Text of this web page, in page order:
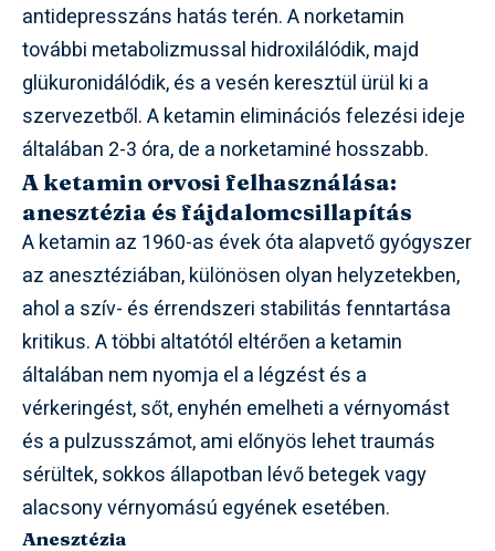
antidepresszáns hatás terén. A norketamin
további metabolizmussal hidroxilálódik, majd
glükuronidálódik, és a vesén keresztül ürül ki a
szervezetből. A ketamin eliminációs felezési ideje
általában 2-3 óra, de a norketaminé hosszabb.
A ketamin orvosi felhasználása:
anesztézia és fájdalomcsillapítás
A ketamin az 1960-as évek óta alapvető gyógyszer
az anesztéziában, különösen olyan helyzetekben,
ahol a szív- és érrendszeri stabilitás fenntartása
kritikus. A többi altatótól eltérően a ketamin
általában nem nyomja el a légzést és a
vérkeringést, sőt, enyhén emelheti a vérnyomást
és a pulzusszámot, ami előnyös lehet traumás
sérültek, sokkos állapotban lévő betegek vagy
alacsony vérnyomású egyének esetében.
Anesztézia